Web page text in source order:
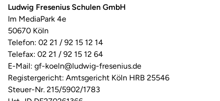
Ludwig Fresenius Schulen GmbH
Im MediaPark 4e
50670 Köln
Telefon: 02 21 / 92 15 12 14
Telefax: 02 21 / 92 15 12 64
E-Mail: gf-koeln@ludwig-fresenius.de
Registergericht: Amtsgericht Köln HRB 25546
Steuer-Nr. 215/5902/1783